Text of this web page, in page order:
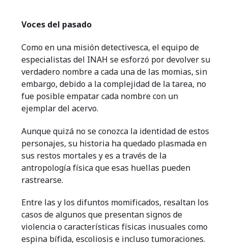
Voces del pasado
Como en una misión detectivesca, el equipo de
especialistas del INAH se esforzó por devolver su
verdadero nombre a cada una de las momias, sin
embargo, debido a la complejidad de la tarea, no
fue posible empatar cada nombre con un
ejemplar del acervo.
Aunque quizá no se conozca la identidad de estos
personajes, su historia ha quedado plasmada en
sus restos mortales y es a través de la
antropología física que esas huellas pueden
rastrearse.
Entre las y los difuntos momificados, resaltan los
casos de algunos que presentan signos de
violencia o características físicas inusuales como
espina bífida, escoliosis e incluso tumoraciones.